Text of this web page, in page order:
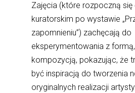
Zajęcia (które rozpoczną
kuratorskim po wystawie
zapomnieniu”) zachęcają do
eksperymentowania z
kompozycją, pokazując, że
być inspiracją do tworzenia
oryginalnych realizacji